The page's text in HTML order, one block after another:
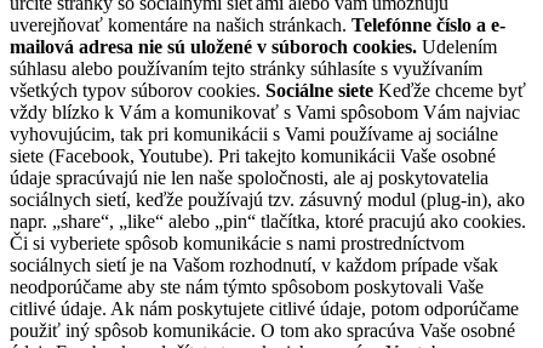
uverejňovať komentáre na našich stránkach. Telefónne číslo a e-
mailová adresa nie sú uložené v súboroch cookies. Udelením
súhlasu alebo používaním tejto stránky súhlasíte s využívaním
všetkých typov súborov cookies. Sociálne siete Keďže chceme byť
vždy blízko k Vám a komunikovať s Vami spôsobom Vám najviac
vyhovujúcim, tak pri komunikácii s Vami používame aj sociálne
siete (Facebook, Youtube). Pri takejto komunikácii Vaše osobné
údaje spracúvajú nie len naše spoločnosti, ale aj poskytovatelia
sociálnych sietí, keďže používajú tzv. zásuvný modul (plug-in), ako
napr. „share“, „like“ alebo „pin“ tlačítka, ktoré pracujú ako cookies.
Či si vyberiete spôsob komunikácie s nami prostredníctvom
sociálnych sietí je na Vašom rozhodnutí, v každom prípade však
neodporúčame aby ste nám týmto spôsobom poskytovali Vaše
citlivé údaje. Ak nám poskytujete citlivé údaje, potom odporúčame
použiť iný spôsob komunikácie. O tom ako spracúva Vaše osobné